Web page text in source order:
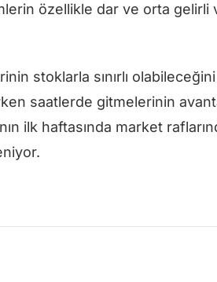
özellikle dar ve orta gelirli
stoklarla sınırlı
saatlerde gitmelerinin
ilk haftasında market